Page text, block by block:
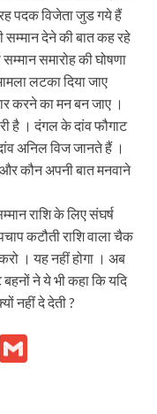
पदक विजेता जुड गये हैं
देने की बात कह रहे
समारोह की घोषणा
लटका दिया जाए
करने का मन बन जाए ।
है । दंगल के दांव फौगाट
अनिल विज जानते हैं ।
कौन अपनी बात मनवाने
राशि के लिए संघर्ष
कटौती राशि वाला चैक
। यह नहीं होगा । अब
बहनों ने ये भी कहा कि यदि
नहीं दे देती ?
Li